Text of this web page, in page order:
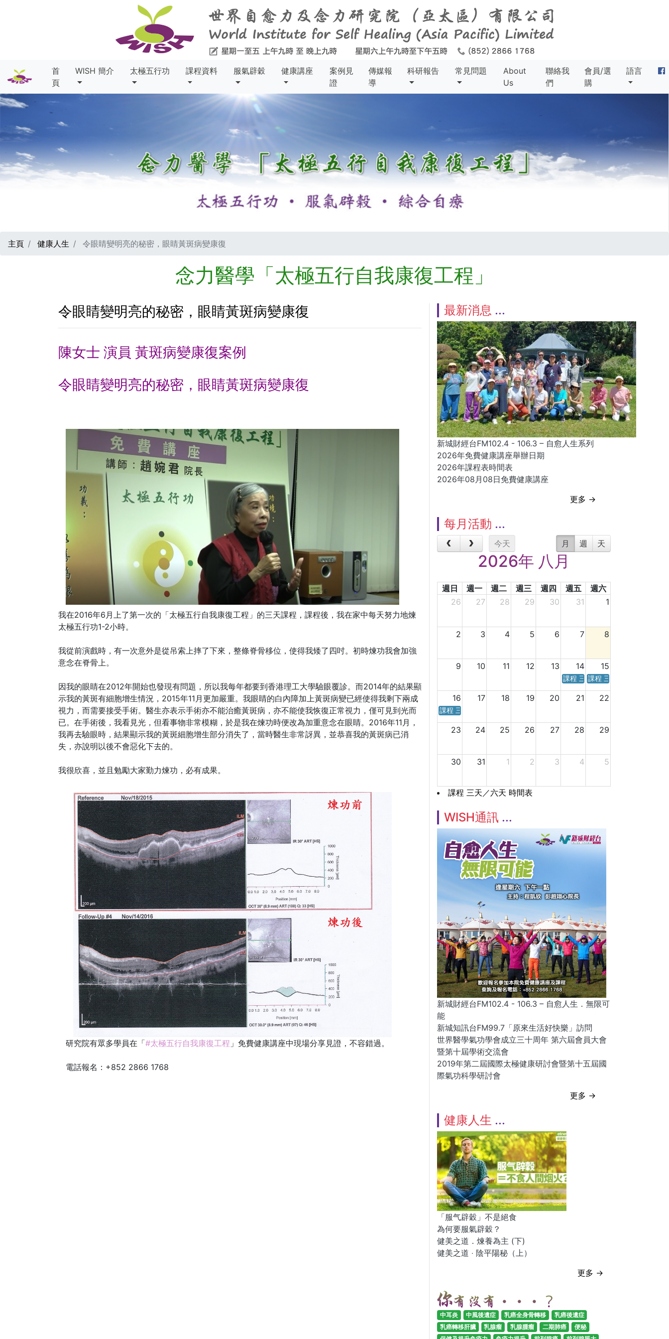
首
頁
WISH 簡介 太極五行功 課程資料 服氣辟穀 健康講座
案例見
證
傳媒報
導
科研報告 常見問題
About
Us
聯絡我
們
會員/選
購
語言
主頁 健康人生 令眼睛變明亮的秘密，眼睛黃斑病變康復
念力醫學「太極五行自我康復工程」
令眼睛變明亮的秘密，眼睛黃斑病變康復
陳女士 演員 黃斑病變康復案例
令眼睛變明亮的秘密，眼睛黃斑病變康復
我在2016年6月上了第一次的「太極五行自我康復工程」的三天課程，課程後，我在家中每天努力地煉
太極五行功1-2小時。
我從前演戲時，有一次意外是從吊索上摔了下來，整條脊骨移位，使得我矮了四吋。初時煉功我會加強
意念在脊骨上。
因我的眼睛在2012年開始也發現有問題，所以我每年都要到香港理工大學驗眼覆診。而2014年的結果顯
示我的黃斑有細胞增生情況，2015年11月更加嚴重。我眼睛的白內障加上黃斑病變已經使得我剩下兩成
視力，而需要接受手術。醫生亦表示手術亦不能治癒黃斑病，亦不能使我恢復正常視力，僅可見到光而
已。在手術後，我看見光，但看事物非常模糊，於是我在煉功時便改為加重意念在眼睛。2016年11月，
我再去驗眼時，結果顯示我的黃斑細胞增生部分消失了，當時醫生非常訝異，並恭喜我的黃斑病已消
失，亦說明以後不會惡化下去的。
我很欣喜，並且勉勵大家勤力煉功，必有成果。
研究院有眾多學員在「#太極五行自我康復工程 」免費健康講座中現場分享見證，不容錯過。
電話報名：+852 2866 1768
最新消息
新城財經台FM102.4 - 106.3 – 自愈人生系列
2026年免費健康講座舉辦日期
2026年課程表時間表
2026年08月08日免費健康講座
更多 →
每月活動
今天 月 週 天
2026年 八月
週日 週一 週二 週三 週四 週五
週六
26
27 28 29 30 31 1
2 3 4 5 6 7 8
9 10 11 12 13 14 15
課程 三天／六天 時間表
課程 三天／六天 時間表
16 17 18 19 20 21 22
課程 三天／六天 時間表
23 24 25 26 27 28 29
30 31 1 2 3 4 5
課程 三天／六天 時間表
WISH通訊
新城財經台FM102.4 - 106.3 – 自愈人生．無限可
能
新城知訊台FM99.7「原來生活好快樂」訪問
世界醫學氣功學會成立三十周年 第六屆會員大會
暨第十屆學術交流會
2019年第二屆國際太極健康研討會暨第十五屆國
際氣功科學研討會
更多 →
健康人生
「服气辟穀」不是絕食
為何要服氣辟穀？
健美之道．煉養為主 (下)
健美之道 ‧ 陰平陽秘（上）
更多 →
中耳炎 中風後遺症 乳癌全身骨轉移
乳癌後遺症
乳癌轉移肝臟
乳腺瘤 乳腺腫瘤 二期肺癌
便秘